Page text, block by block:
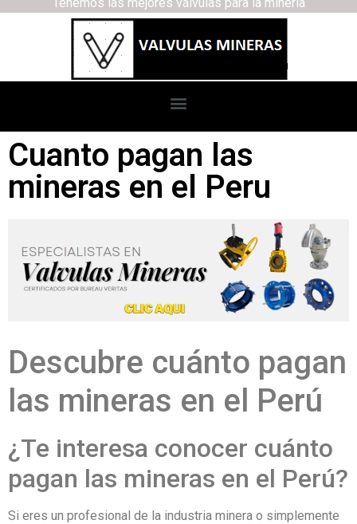
Cuanto pagan las
mineras en el Peru
Descubre cuánto pagan
las mineras en el Perú
¿Te interesa conocer cuánto
pagan las mineras en el Perú?
Si eres un profesional de la industria minera o simplemente